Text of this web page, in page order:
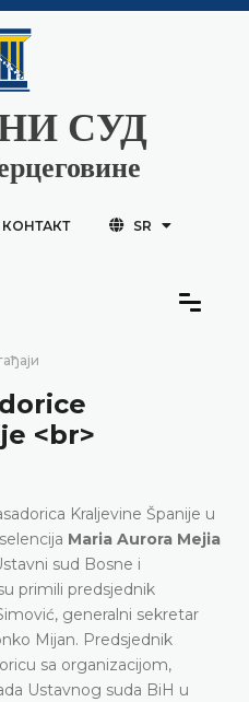
СУД
КОНТАКТ SR
<br>
Kraljevine Španije u
Maria Aurora Mejia
sud Bosne i
primili predsjednik
generalni sekretar
Mijan. Predsjednik
sa organizacijom,
Ustavnog suda BiH u